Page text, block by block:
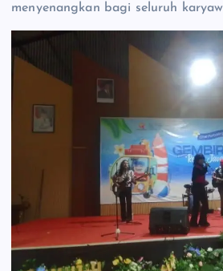
menyenangkan bagi seluruh